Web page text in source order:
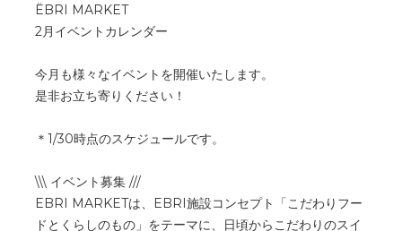
ËBRI MARKET
2月イベントカレンダー
今月も様々なイベントを開催いたします。
是非お立ち寄りください！
＊1/30時点のスケジュールです。
\\\ イベント募集 ///
EBRI MARKETは、EBRI施設コンセプト「こだわりフー
ドとくらしのもの」をテーマに、日頃からこだわりのスイ